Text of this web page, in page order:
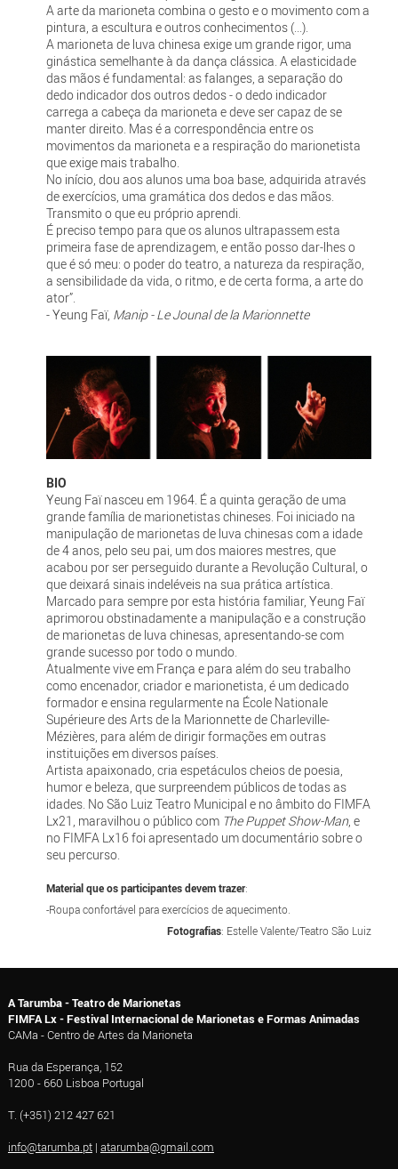
A arte da marioneta combina o gesto e o movimento com a
pintura, a escultura e outros conhecimentos (...).
A marioneta de luva chinesa exige um grande rigor, uma
ginástica semelhante à da dança clássica. A elasticidade
das mãos é fundamental: as falanges, a separação do
dedo indicador dos outros dedos - o dedo indicador
carrega a cabeça da marioneta e deve ser capaz de se
manter direito. Mas é a correspondência entre os
movimentos da marioneta e a respiração do marionetista
que exige mais trabalho.
No início, dou aos alunos uma boa base, adquirida através
de exercícios, uma gramática dos dedos e das mãos.
Transmito o que eu próprio aprendi.
É preciso tempo para que os alunos ultrapassem esta
primeira fase de aprendizagem, e então posso dar-lhes o
que é só meu: o poder do teatro, a natureza da respiração,
a sensibilidade da vida, o ritmo, e de certa forma, a arte do
ator”.
- Yeung Faï, Manip - Le Jounal de la Marionnette
BIO
Yeung Faï nasceu em 1964. É a quinta geração de uma
grande família de marionetistas chineses. Foi iniciado na
manipulação de marionetas de luva chinesas com a idade
de 4 anos, pelo seu pai, um dos maiores mestres, que
acabou por ser perseguido durante a Revolução Cultural, o
que deixará sinais indeléveis na sua prática artística.
Marcado para sempre por esta história familiar, Yeung Faï
aprimorou obstinadamente a manipulação e a construção
de marionetas de luva chinesas, apresentando-se com
grande sucesso por todo o mundo.
Atualmente vive em França e para além do seu trabalho
como encenador, criador e marionetista, é um dedicado
formador e ensina regularmente na École Nationale
Supérieure des Arts de la Marionnette de Charleville-
Mézières, para além de dirigir formações em outras
instituições em diversos países.
Artista apaixonado, cria espetáculos cheios de poesia,
humor e beleza, que surpreendem públicos de todas as
idades. No São Luiz Teatro Municipal e no âmbito do FIMFA
Lx21, maravilhou o público com The Puppet Show-Man, e
no FIMFA Lx16 foi apresentado um documentário sobre o
seu percurso.
Material que os participantes devem trazer:
-Roupa confortável para exercícios de aquecimento.
Fotografias: Estelle Valente/Teatro São Luiz
A Tarumba - Teatro de Marionetas
FIMFA Lx - Festival Internacional de Marionetas e Formas Animadas
CAMa - Centro de Artes da Marioneta
Rua da Esperança, 152
1200 - 660 Lisboa Portugal
T. (+351) 212 427 621
info@tarumba.pt| atarumba@gmail.com